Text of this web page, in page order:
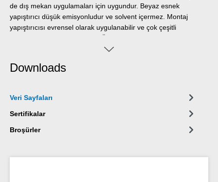
de dış mekan uygulamaları için uygundur. Beyaz esnek
yapıştırıcı düşük emisyonludur ve solvent içermez. Montaj
yapıştırıcısı evrensel olarak uygulanabilir ve çok çeşitli
(süpürgelikler, dekoratif şeritler, paneller veya sunta gibi), PVC,
levhaları ve kablo kanalları), mineral malzemeler (örn. fayanslar)
Çevre dostu ambalaj – aynı güçlü performans! Green Tube,
sürdürülebilir ambalaj: uç ve kapak %100 geri dönüştürülmüş
sayede geleneksel kartuşlara kıyasla daha düşük CO₂ emisyonu
performansından ödün vermeden yapar!
Downloads
Veri Sayfaları
Sertifikalar
Broşürler